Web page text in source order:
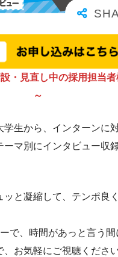
・見直し中の採用担当者
～
生から、インターンに対
マ別にインタビュー収
ッと凝縮して、テンポ良
で、時間があっと言う間
お気軽にご視聴ください